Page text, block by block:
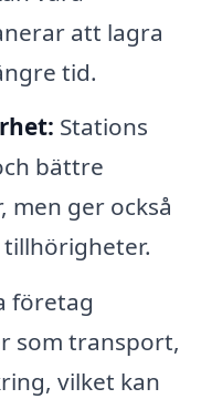
att lagra
tid.
Stations
bättre
men ger också
företag
som transport,
vilket kan